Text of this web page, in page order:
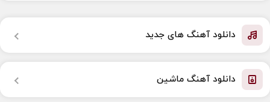
دانلود آهنگ های جدید
دانلود آهنگ ماشین